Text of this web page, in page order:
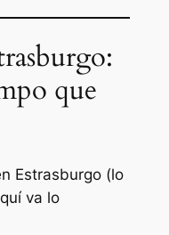
que
Estrasburgo (lo
va lo